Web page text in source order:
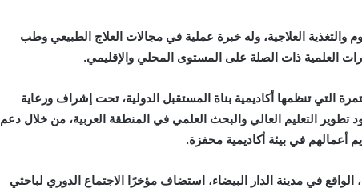
العلاجية، وله خبرة عملية في مجالات العلاج الطبيعي وطب
العلمية ذات الصلة على المستوى المحلي والإقليمي.
التي تنظمها أكاديمية بناة المستقبل الدولية، تحت إشراف ورعاية
تطوير التعليم العالي والبحث العلمي في المنطقة العربية، من خلال دعم
أعمالهم في بيئة أكاديمية محفزة.
الواقع في مدينة الدار البيضاء، استضاف مؤخرًا الاجتماع الدوري لباحثي